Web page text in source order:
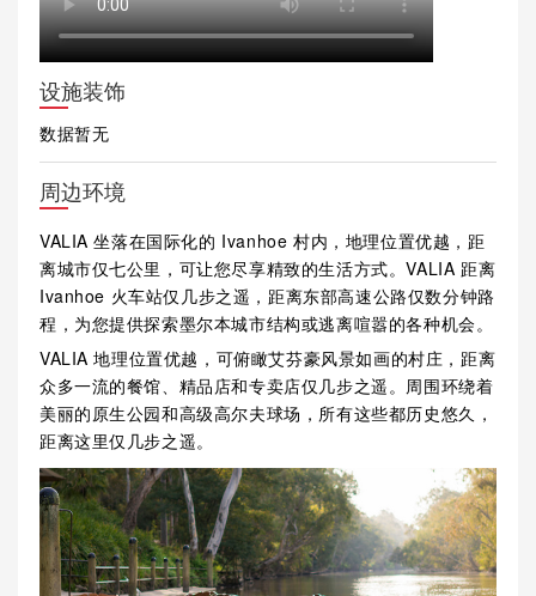
设施装饰
数据暂无
周边环境
VALIA 坐落在国际化的 Ivanhoe 村内，地理位置优越，距
离城市仅七公里，可让您尽享精致的生活方式。VALIA 距离
Ivanhoe 火车站仅几步之遥，距离东部高速公路仅数分钟路
程，为您提供探索墨尔本城市结构或逃离喧嚣的各种机会。
VALIA 地理位置优越，可俯瞰艾芬豪风景如画的村庄，距离
众多一流的餐馆、精品店和专卖店仅几步之遥。周围环绕着
美丽的原生公园和高级高尔夫球场，所有这些都历史悠久，
距离这里仅几步之遥。